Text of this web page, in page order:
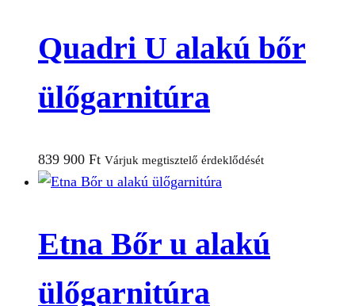
Quadri U alakú bőr
ülőgarnitúra
839 900 Ft Várjuk megtisztelő érdeklődését
Etna Bőr u alakú
ülőgarnitúra